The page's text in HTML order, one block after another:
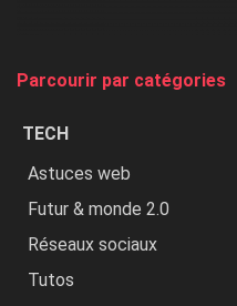
Parcourir par catégories
TECH
Astuces web
Futur & monde 2.0
Réseaux sociaux
Tutos